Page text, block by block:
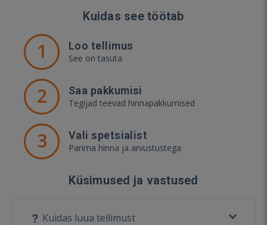
Kuidas see töötab
1 Loo tellimus
See on tasuta
2 Saa pakkumisi
Tegijad teevad hinnapakkumised
3 Vali spetsialist
Parima hinna ja arvustustega
Küsimused ja vastused
Kuidas luua tellimust